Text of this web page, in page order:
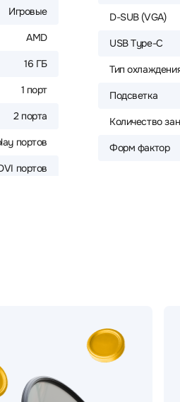
Игровые
AMD
16 ГБ
1 порт
2 порта
портов
портов
D-SUB (VGA)
USB Type-C
Тип
Подсветка
Количество
Форм фактор